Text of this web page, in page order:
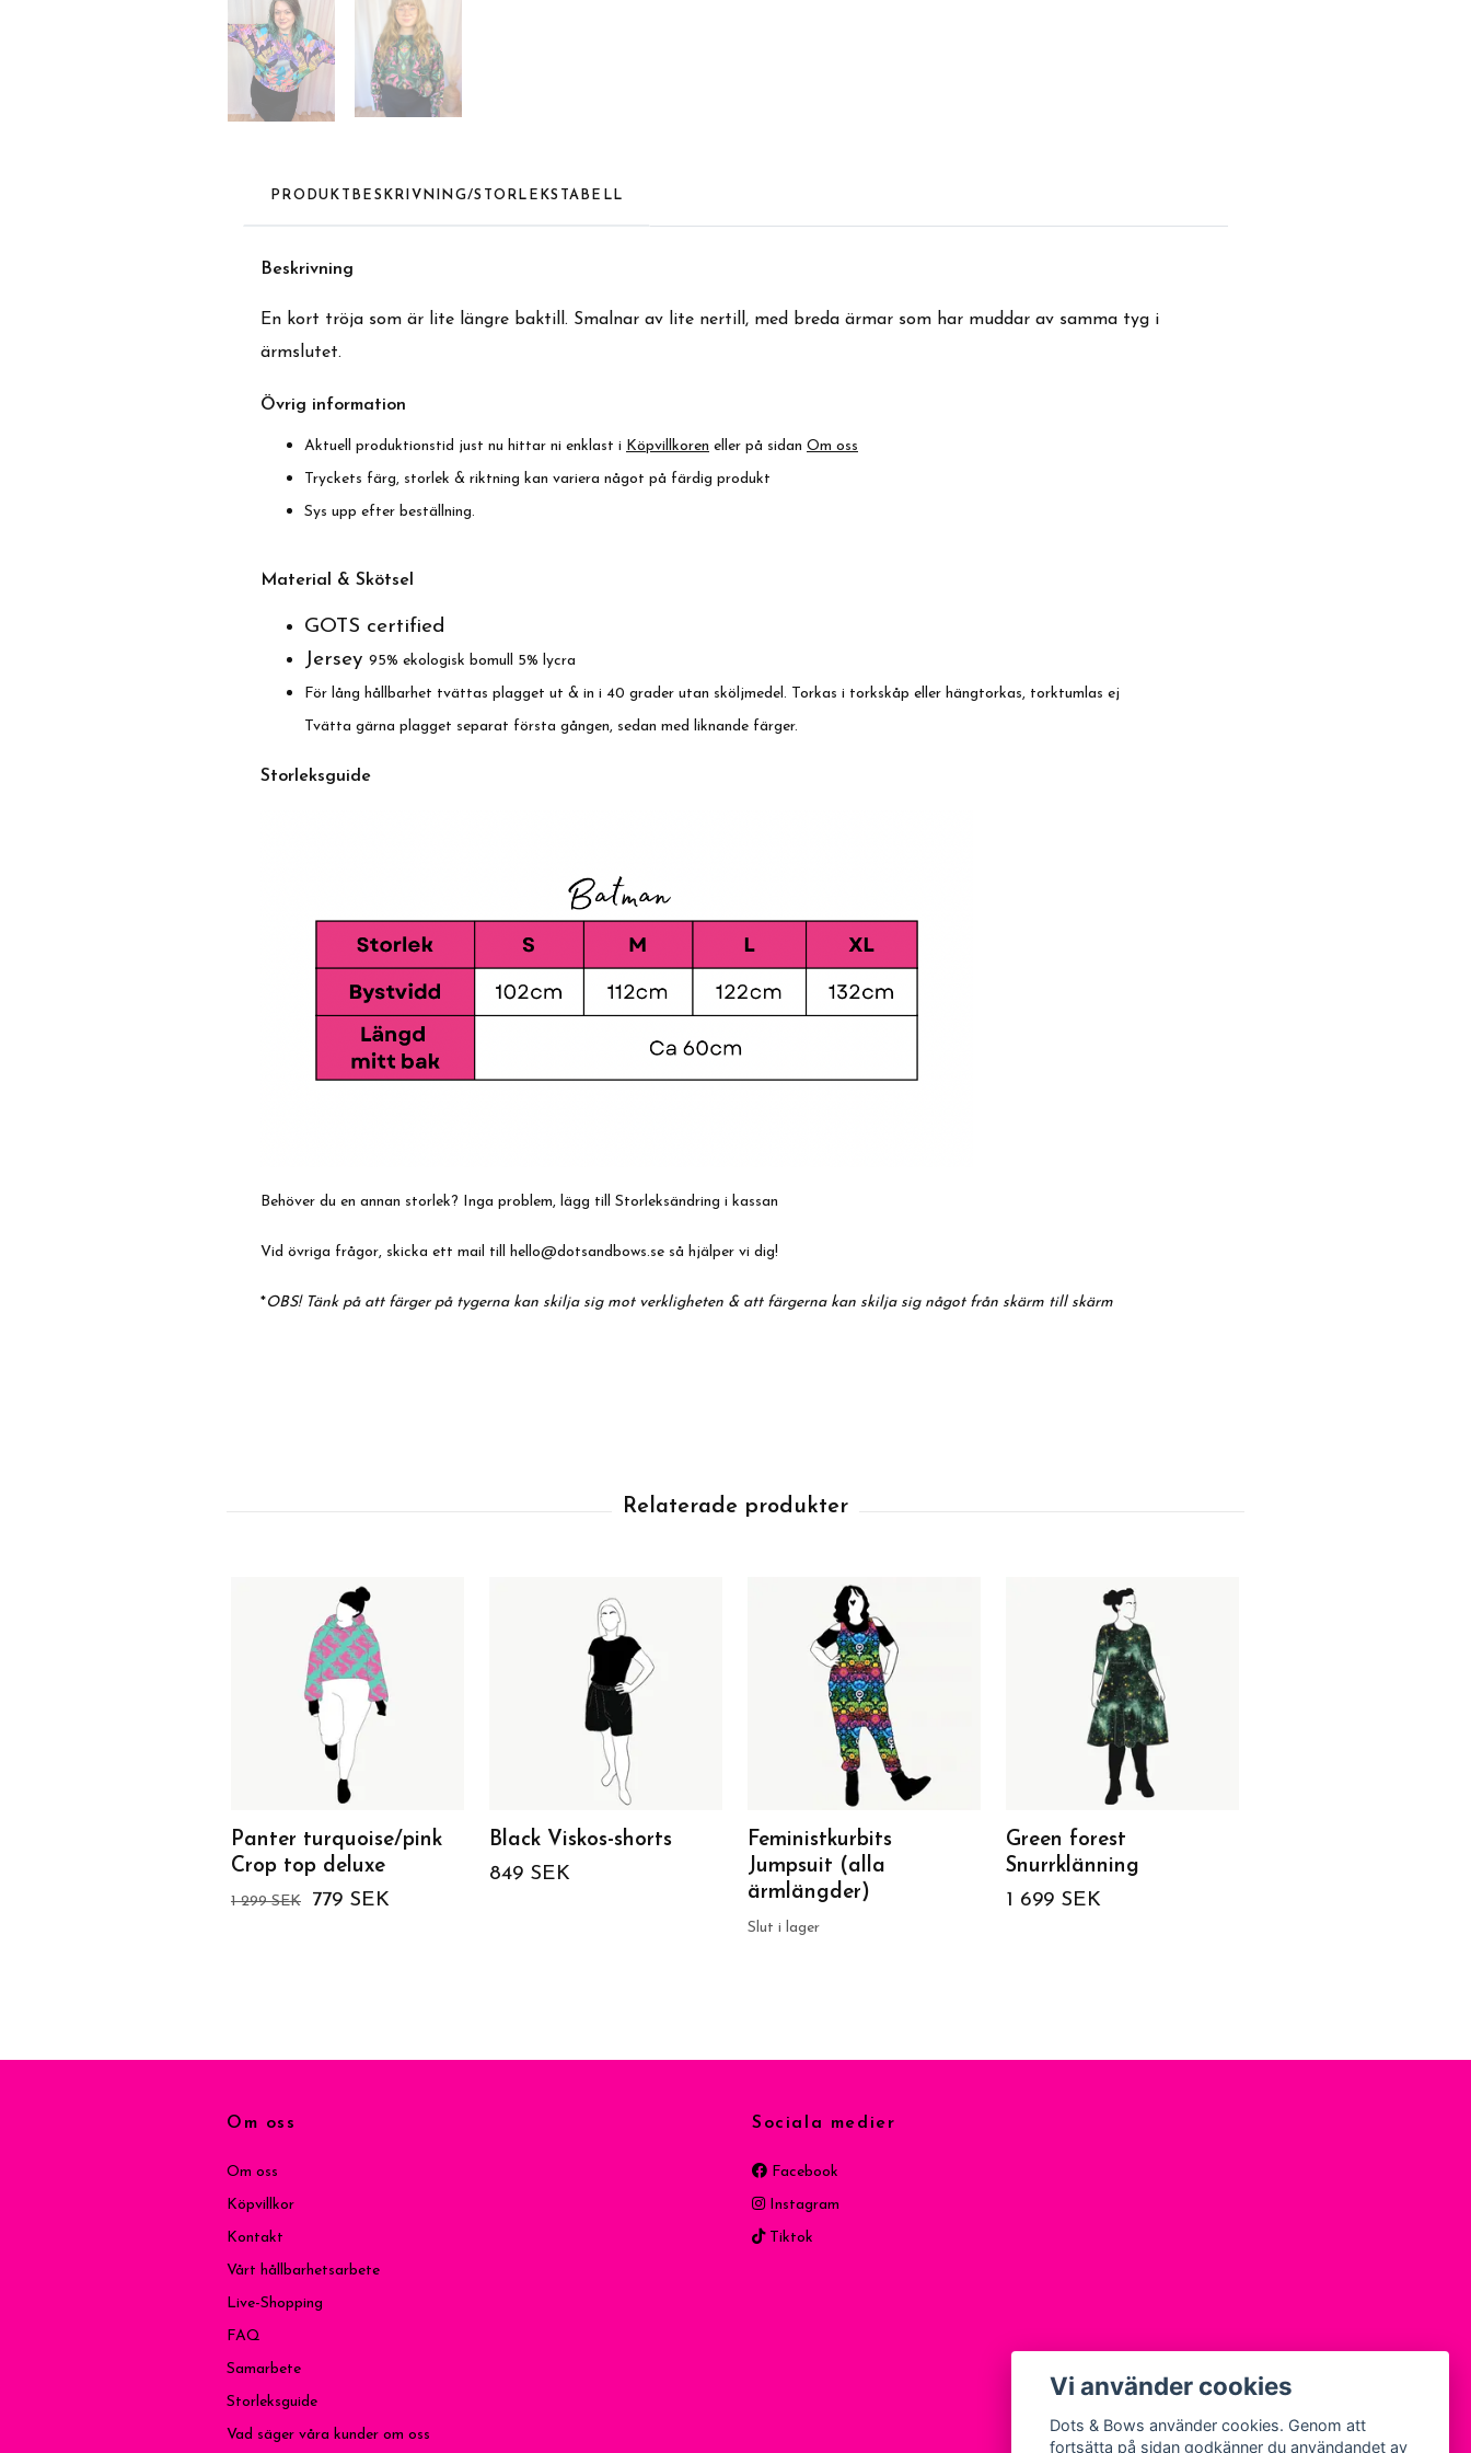
PRODUKTBESKRIVNING/STORLEKSTABELL
Beskrivning
En kort tröja som är lite längre baktill. Smalnar av lite nertill, med breda ärmar som har muddar av samma tyg i
ärmslutet.
Övrig information
Aktuell produktionstid just nu hittar ni enklast i Köpvillkoren eller på sidan Om oss
Tryckets färg, storlek & riktning kan variera något på färdig produkt
Sys upp efter beställning.
Material & Skötsel
GOTS certified
Jersey 95% ekologisk bomull 5% lycra
För lång hållbarhet tvättas plagget ut & in i 40 grader utan sköljmedel. Torkas i torkskåp eller hängtorkas, torktumlas ej
Tvätta gärna plagget separat första gången, sedan med liknande färger.
Storleksguide
Behöver du en annan storlek? Inga problem, lägg till Storleksändring i kassan
Vid övriga frågor, skicka ett mail till hello@dotsandbows.se så hjälper vi dig!
*OBS! Tänk på att färger på tygerna kan skilja sig mot verkligheten & att färgerna kan skilja sig något från skärm till skärm
Panter turquoise/pink
Crop top deluxe
1 299 SEK 779 SEK
Black Viskos-shorts
849 SEK
Feministkurbits
Jumpsuit (alla
ärmlängder)
Slut i lager
Green forest
Snurrklänning
1 699 SEK
Om oss
Om oss
Köpvillkor
Kontakt
Vårt hållbarhetsarbete
Live-Shopping
FAQ
Samarbete
Storleksguide
Vad säger våra kunder om oss
Sociala medier
Facebook
Instagram
Tiktok
Vi använder cookies
Dots & Bows använder cookies. Genom att
fortsätta på sidan godkänner du användandet av